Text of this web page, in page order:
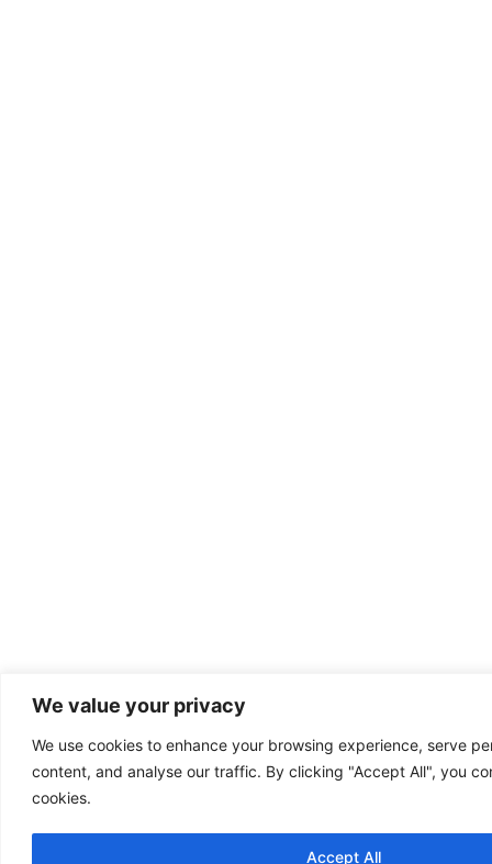
We value your privacy
We use cookies to enhance your browsing experience, serve
content, and analyse our traffic. By clicking "Accept All", you
cookies.
Accept All